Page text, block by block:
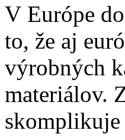
V Európe
to, že aj
výrobných
materiálov.
skomplikuje